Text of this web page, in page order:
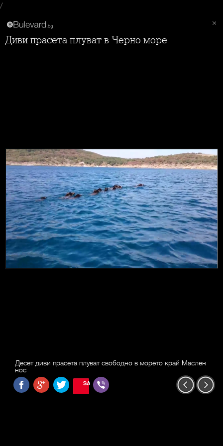
/
Диви прасета плуват в Черно море
Десет диви прасета плуват свободно в морето край Маслен
нос
SAVE